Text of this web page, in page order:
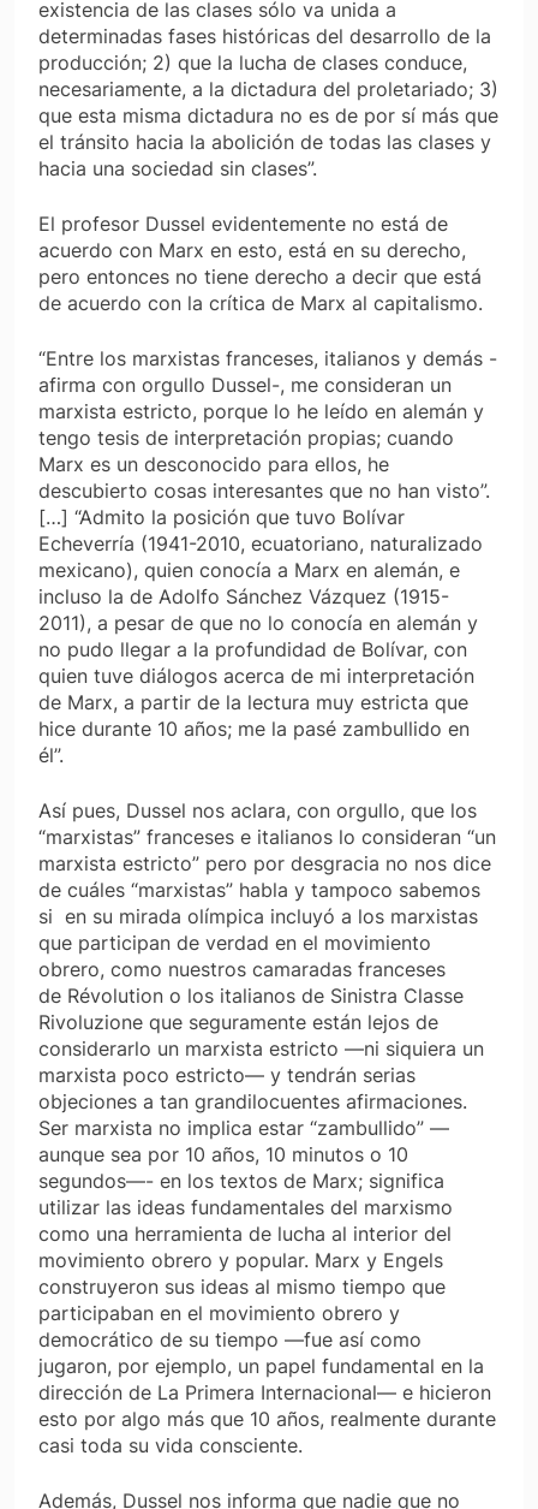
existencia de las clases sólo va unida a
determinadas fases históricas del desarrollo de la
producción; 2) que la lucha de clases conduce,
necesariamente, a la dictadura del proletariado; 3)
que esta misma dictadura no es de por sí más que
el tránsito hacia la abolición de todas las clases y
hacia una sociedad sin clases”.
El profesor Dussel evidentemente no está de
acuerdo con Marx en esto, está en su derecho,
pero entonces no tiene derecho a decir que está
de acuerdo con la crítica de Marx al capitalismo.
“Entre los marxistas franceses, italianos y demás -
afirma con orgullo Dussel-, me consideran un
marxista estricto, porque lo he leído en alemán y
tengo tesis de interpretación propias; cuando
Marx es un desconocido para ellos, he
descubierto cosas interesantes que no han visto”.
[…] “Admito la posición que tuvo Bolívar
Echeverría (1941-2010, ecuatoriano, naturalizado
mexicano), quien conocía a Marx en alemán, e
incluso la de Adolfo Sánchez Vázquez (1915-
2011), a pesar de que no lo conocía en alemán y
no pudo llegar a la profundidad de Bolívar, con
quien tuve diálogos acerca de mi interpretación
de Marx, a partir de la lectura muy estricta que
hice durante 10 años; me la pasé zambullido en
él”.
Así pues, Dussel nos aclara, con orgullo, que los
“marxistas” franceses e italianos lo consideran “un
marxista estricto” pero por desgracia no nos dice
de cuáles “marxistas” habla y tampoco sabemos
si en su mirada olímpica incluyó a los marxistas
que participan de verdad en el movimiento
obrero, como nuestros camaradas franceses
de Révolution o los italianos de Sinistra Classe
Rivoluzione que seguramente están lejos de
considerarlo un marxista estricto —ni siquiera un
marxista poco estricto— y tendrán serias
objeciones a tan grandilocuentes afirmaciones.
Ser marxista no implica estar “zambullido” —
aunque sea por 10 años, 10 minutos o 10
segundos—- en los textos de Marx; significa
utilizar las ideas fundamentales del marxismo
como una herramienta de lucha al interior del
movimiento obrero y popular. Marx y Engels
construyeron sus ideas al mismo tiempo que
participaban en el movimiento obrero y
democrático de su tiempo —fue así como
jugaron, por ejemplo, un papel fundamental en la
dirección de La Primera Internacional— e hicieron
esto por algo más que 10 años, realmente durante
casi toda su vida consciente.
Además, Dussel nos informa que nadie que no